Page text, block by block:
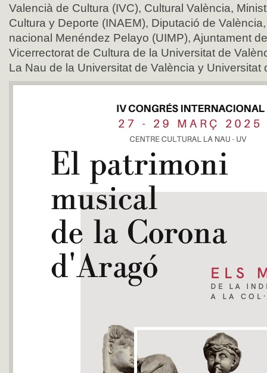
Valencià de Cultura (IVC), Cultural València,
Cultura y Deporte (INAEM), Diputació de
nacional Menéndez Pelayo (UIMP), Ajuntament
Vicerrectorat de Cultura de la Universitat de
La Nau de la Universitat de València y Universitat